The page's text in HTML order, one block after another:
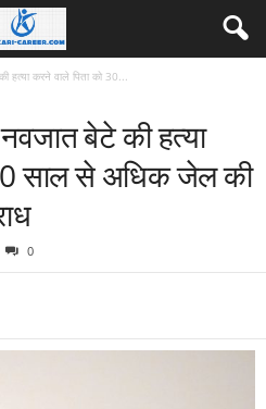
हत्या करने वाले पिता को 30...
बेटे की हत्या
साल से अधिक जेल की
0